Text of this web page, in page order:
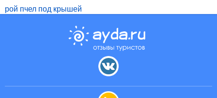
рой пчел под крышей